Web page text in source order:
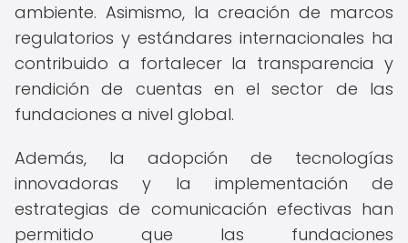
ambiente. Asimismo, la creación de marcos
regulatorios y estándares internacionales ha
contribuido a fortalecer la transparencia y
rendición de cuentas en el sector de las
fundaciones a nivel global.
Además, la adopción de tecnologías
innovadoras y la implementación de
estrategias de comunicación efectivas han
permitido que las fundaciones